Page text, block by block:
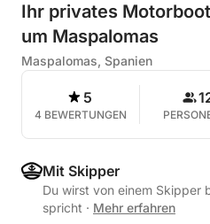
Ihr privates
um Maspalomas
Maspalomas, Spanien
5
4 BEWERTUNGEN
Mit Skipper
Du wirst von einem Skipper
spricht · Mehr erfahren